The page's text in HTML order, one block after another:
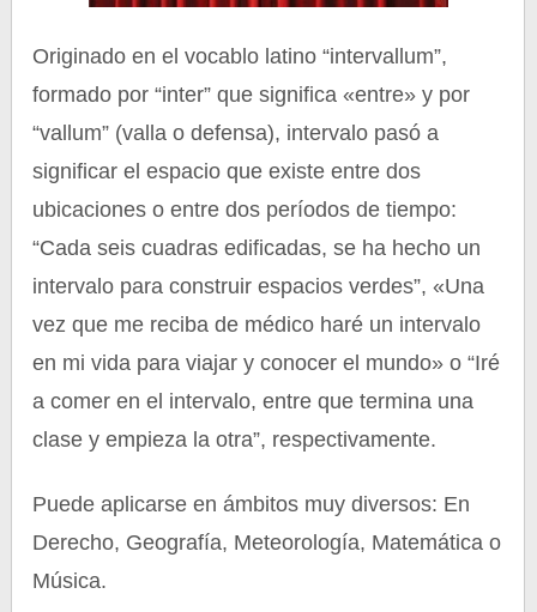
Originado en el vocablo latino “intervallum”,
formado por “inter” que significa «entre» y por
“vallum” (valla o defensa), intervalo pasó a
significar el espacio que existe entre dos
ubicaciones o entre dos períodos de tiempo:
“Cada seis cuadras edificadas, se ha hecho un
intervalo para construir espacios verdes”, «Una
vez que me reciba de médico haré un intervalo
en mi vida para viajar y conocer el mundo» o “Iré
a comer en el intervalo, entre que termina una
clase y empieza la otra”, respectivamente.
Puede aplicarse en ámbitos muy diversos: En
Derecho, Geografía, Meteorología, Matemática o
Música.